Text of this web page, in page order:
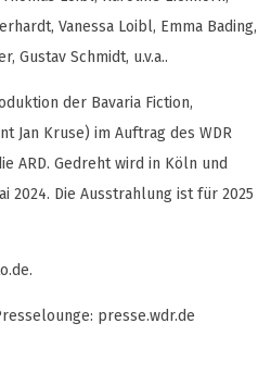
Vanessa Loibl, Emma Bading,
Gustav Schmidt, u.v.a..
der Bavaria Fiction,
Jan Kruse) im Auftrag des WDR
ARD. Gedreht wird in Köln und
2024. Die Ausstrahlung ist für 2025
presse.wdr.de